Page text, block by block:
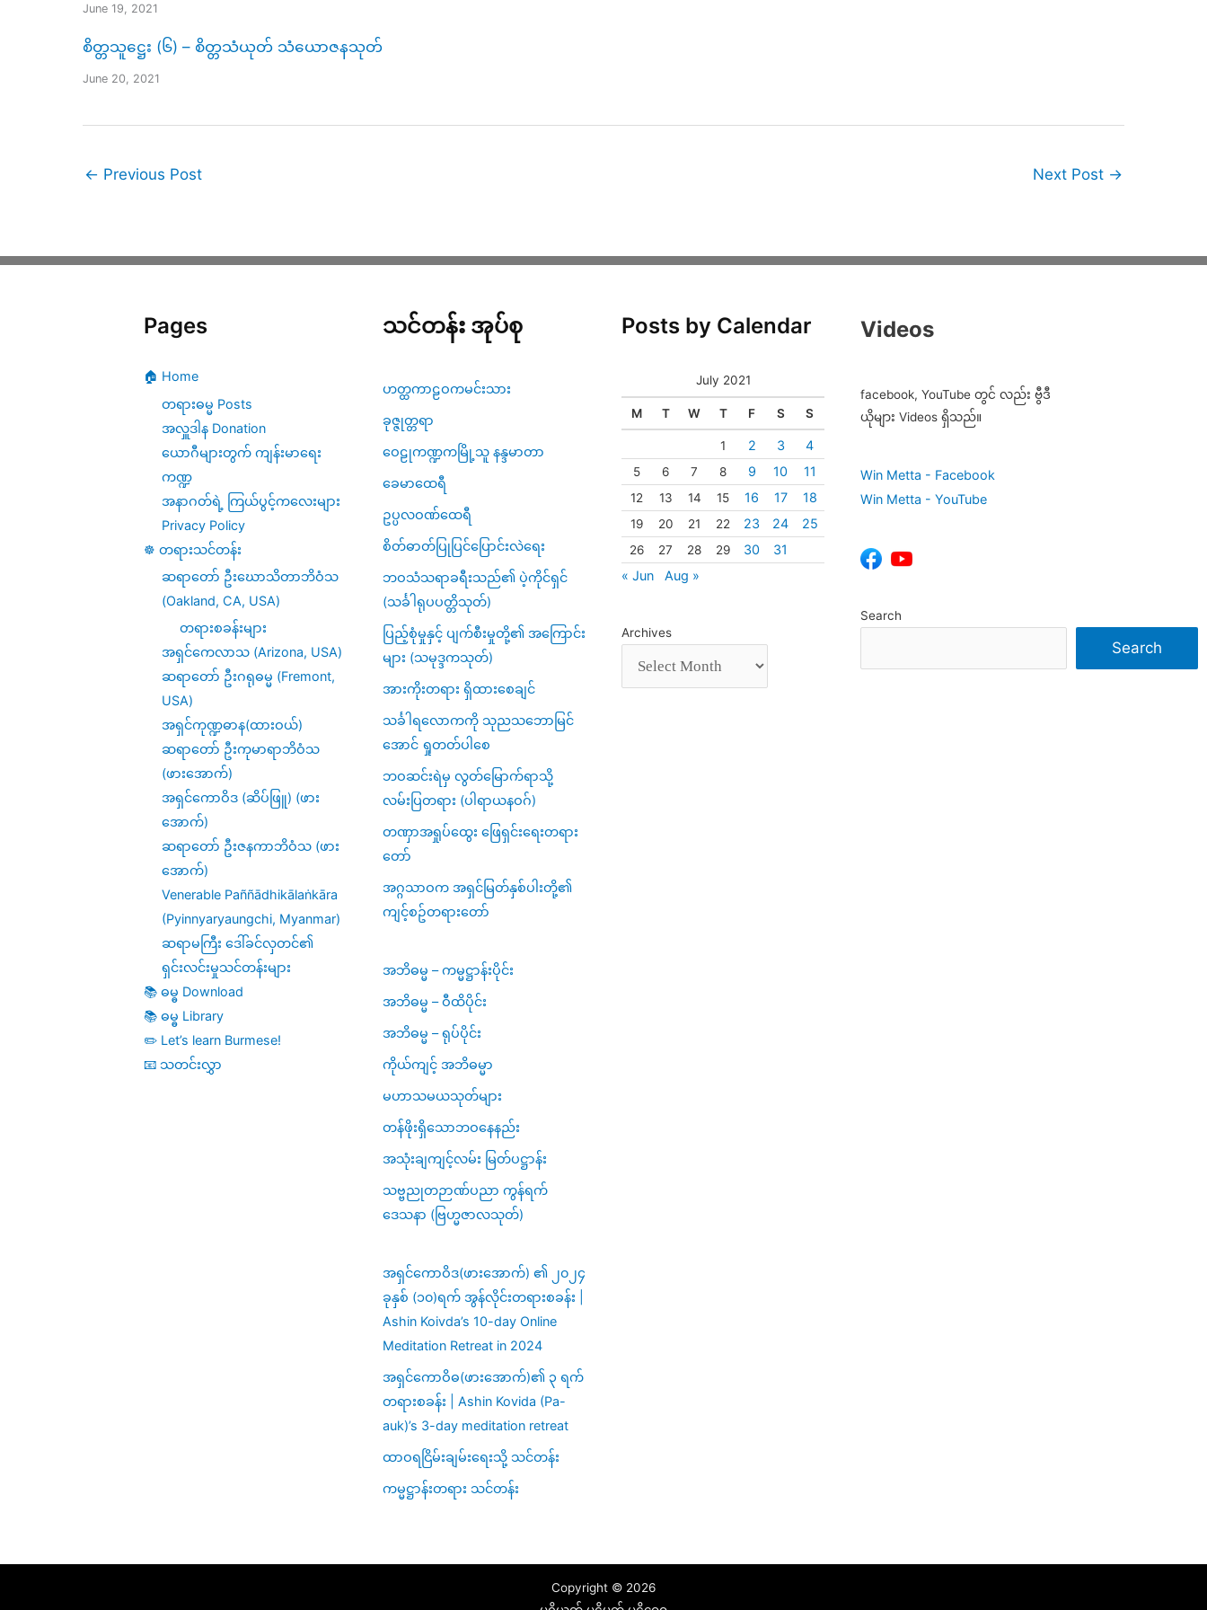
June 19, 2021
စိတ္တသူဋ္ဌေး (၆) – စိတ္တသံယုတ် သံယောဇနသုတ်
June 20, 2021
← Previous Post Next Post →
Pages
🏠 Home
တရားဓမ္မ Posts
အလှူဒါန Donation
ယောဂီများတွက် ကျန်းမာရေး
ကဏ္ဍ
အနာဂတ်ရဲ့ ကြယ်ပွင့်ကလေးများ
Privacy Policy
☸️ တရားသင်တန်း
ဆရာတော် ဦးဃောသိတာဘိဝံသ
(Oakland, CA, USA)
တရားစခန်းများ
အရှင်ကေလာသ (Arizona, USA)
ဆရာတော် ဦးဂရုဓမ္မ (Fremont,
USA)
အရှင်ကုဏ္ဍဓာန(ထားဝယ်)
ဆရာတော် ဦးကုမာရာဘိဝံသ
(ဖားအောက်)
အရှင်ကောဝိဒ (ဆိပ်ဖြူ) (ဖား
အောက်)
ဆရာတော် ဦးဇနကာဘိဝံသ (ဖား
အောက်)
Venerable Paññādhikālaṅkāra
(Pyinnyaryaungchi, Myanmar)
ဆရာမကြီး ဒေါ်ခင်လှတင်၏
ရှင်းလင်းမှုသင်တန်းများ
📚 ဓမ္ဓ Download
📚 ဓမ္ဓ Library
✏️ Let’s learn Burmese!
📧 သတင်းလွှာ
သင်တန်း အုပ်စု
ဟတ္ထကာဠဝကမင်းသား
ခုဇ္ဇုတ္တရာ
ဝေဠုကဏ္ဍကမြို့သူ နန္ဒမာတာ
ခေမာထေရီ
ဥပ္ပလဝဏ်ထေရီ
စိတ်ဓာတ်ပြုပြင်ပြောင်းလဲရေး
ဘဝသံသရာခရီးသည်၏ ပဲ့ကိုင်ရှင်
(သင်္ခါရုပပတ္တိသုတ်)
ပြည့်စုံမှုနှင့် ပျက်စီးမှုတို့၏ အကြောင်း
များ (သမုဒ္ဒကသုတ်)
အားကိုးတရား ရှိထားစေချင်
သင်္ခါရလောကကို သုညသဘောမြင်
အောင် ရှုတတ်ပါစေ
ဘဝဆင်းရဲမှ လွတ်မြောက်ရာသို့
လမ်းပြတရား (ပါရာယနဝဂ်)
တဏှာအရှုပ်ထွေး ဖြေရှင်းရေးတရား
တော်
အဂ္ဂသာဝက အရှင်မြတ်နှစ်ပါးတို့၏
ကျင့်စဥ်တရားတော်
အဘိဓမ္မ – ကမ္မဋ္ဌာန်းပိုင်း
အဘိဓမ္မ – ဝီထိပိုင်း
အဘိဓမ္မ – ရုပ်ပိုင်း
ကိုယ်ကျင့် အဘိဓမ္မာ
မဟာသမယသုတ်များ
တန်ဖိုးရှိသောဘဝနေနည်း
အသုံးချကျင့်လမ်း မြတ်ပဋ္ဌာန်း
သဗ္ဗညုတဉာဏ်ပညာ ကွန်ရက်
ဒေသနာ (ဗြဟ္မဇာလသုတ်)
အရှင်ကောဝိဒ(ဖားအောက်) ၏ ၂၀၂၄
ခုနှစ် (၁၀)ရက် အွန်လိုင်းတရားစခန်း |
Ashin Koivda’s 10-day Online
Meditation Retreat in 2024
အရှင်ကောဝိဓ(ဖားအောက်)၏ ၃ ရက်
တရားစခန်း | Ashin Kovida (Pa-
auk)’s 3-day meditation retreat
ထာဝရငြိမ်းချမ်းရေးသို့ သင်တန်း
ကမ္မဋ္ဌာန်းတရား သင်တန်း
Posts by Calendar
July 2021
M T W T F S S
1 2 3 4
5 6 7 8 9 10 11
12 13 14 15 16 17 18
19 20 21 22 23 24 25
26 27 28 29 30
31
« Jun
Aug »
Archives
Videos
facebook, YouTube တွင် လည်း ဗွီဒီ
ယိုများ Videos ရှိသည်။
Win Metta - Facebook
Win Metta - YouTube
Search
Search
Copyright © 2026